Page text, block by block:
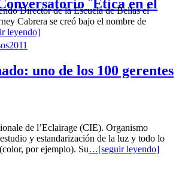
¨Etica en el
uno de los 100 gerentes
Director de la Escuela de Bellas el
Cabrera se creó bajo el nombre de
leyendo]
de l’Eclairage (CIE). Organismo
y estandarización de la luz y todo lo
por ejemplo). Su…[seguir leyendo]